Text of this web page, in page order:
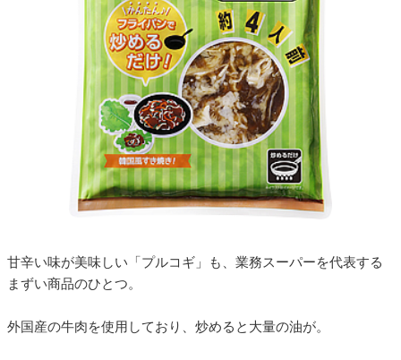
甘辛い味が美味しい「プルコギ」も、業務スーパーを代表する
まずい商品のひとつ。
外国産の牛肉を使用しており、炒めると大量の油が。